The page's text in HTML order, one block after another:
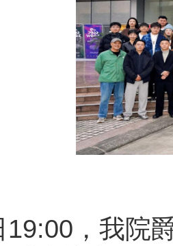
19:00，我院